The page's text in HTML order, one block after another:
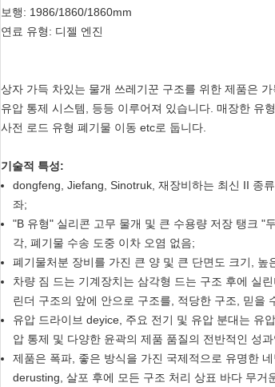
보행: 1986/1860/1860mm
연료 유형: 디젤 엔진
상자 가득 차있는 물개 쓰레기꾼 구조를 위한 제품은
유압 통제 시스템, 등등 이루어져 있습니다. 매장한 유
사전 로드 유형 폐기물 이동 etc로 둡니다.
기술적 특성:
dongfeng, Jiefang, Sinotruk, 재장비하는 최신 II 종
좌;
"B 유형" 실리콘 고무 물개 및 큰 수용량 저장 탱크 "
각, 폐기물 수송 도중 이차 오염 없음;
폐기물처분 장비를 가진 큰 양 및 큰 단면도 크기, 높
차량 짐 드는 기계장치는 삼각형 드는 구조 후에 실
린더 구조의 앞에 안으로 구조를, 적당한 구조, 믿을
유압 드라이브 deyice, 주요 전기 및 유압 분대는 유
압 통제 및 다양한 윤곽의 제품 품질의 전반적인 성과
제품은 폭파, 좋은 방식을 가진 국제적으로 유명한
derusting, 살포 후에 모든 구조 처리 상표 바다 무거